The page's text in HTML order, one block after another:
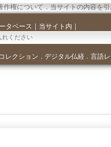
作権について．当サイトの内容を
タベース ｜ 当サイト内 ｜
レクション ． デジタル仏経． 言語